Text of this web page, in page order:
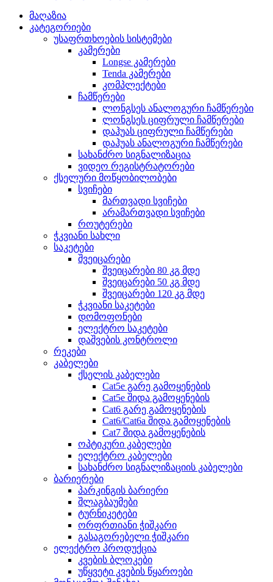
მაღაზია
კატეგორიები
უსაფრთხოების სისტემები
კამერები
Longse კამერები
Tenda კამერები
კომპლექტები
ჩამწერები
ლონგსეს ანალოგური ჩამწერები
ლონგსეს ციფრული ჩამწერები
დაჰუას ციფრული ჩამწერები
დაჰუას ანალოგური ჩამწერები
სახანძრო სიგნალიზაცია
ვიდეო რეგისტრატორები
ქსელური მოწყობილობები
სვიჩები
მართვადი სვიჩები
არამართვადი სვიჩები
როუტერები
ჭკვიანი სახლი
საკეტები
შვეიცარები
შვეიცარები 80 კგ მდე
შვეიცარები 50 კგ მდე
შვეიცარები 120 კგ მდე
ჭკვიანი საკეტები
დომოფონები
ელექტრო საკეტები
დაშვების კონტროლი
რეკები
კაბელები
ქსელის კაბელები
Cat5e გარე გამოყენების
Cat5e შიდა გამოყენების
Cat6 გარე გამოყენების
Cat6/Cat6a შიდა გამოყენების
Cat7 შიდა გამოყენების
ოპტიკური კაბელები
ელექტრო კაბელები
სახანძრო სიგნალიზაციის კაბელები
ბარიერები
პარკინგის ბარიერი
შლაგბაუმები
ტურნიკეტები
ორფრთიანი ჭიშკარი
გასაგორებელი ჭიშკარი
ელექტრო პროდუქცია
კვების ბლოკები
უწყვეტი კვების წყაროები